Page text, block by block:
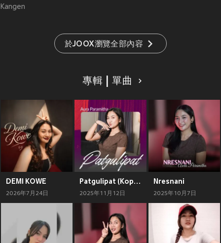
Kangen
於JOOX瀏覽全部內容
專輯 | 單曲
DEMI KOWE
2026年7月24日
Patgulipat (Koplo)
2025年11月12日
Nresnani
2025年10月7日